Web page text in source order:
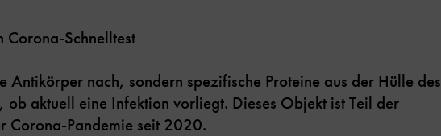
Corona-Schnelltest
Antikörper nach, sondern spezifische Proteine aus der Hülle des
ob aktuell eine Infektion vorliegt. Dieses Objekt ist Teil der
Corona-Pandemie seit 2020.